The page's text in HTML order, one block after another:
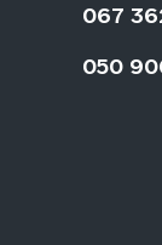
067
050